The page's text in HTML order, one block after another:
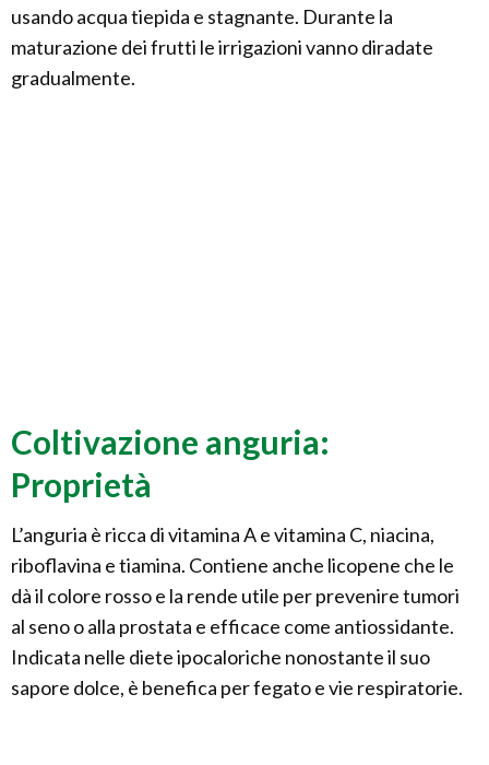
usando acqua tiepida e stagnante. Durante la
maturazione dei frutti le irrigazioni vanno diradate
gradualmente.
Coltivazione anguria:
Proprietà
L’anguria è ricca di vitamina A e vitamina C, niacina,
riboflavina e tiamina. Contiene anche licopene che le
dà il colore rosso e la rende utile per prevenire tumori
al seno o alla prostata e efficace come antiossidante.
Indicata nelle diete ipocaloriche nonostante il suo
sapore dolce, è benefica per fegato e vie respiratorie.